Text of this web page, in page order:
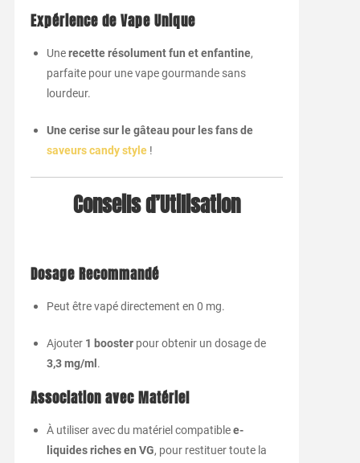
Expérience de Vape Unique
Unerecette résolument fun et enfantine,
parfaite pour une vape gourmande sans
lourdeur.
Une cerise sur le gâteau pour les fans de
saveurs candy style!
Conseils d’Utilisation
Dosage Recommandé
Peut être vapé directement en 0 mg.
Ajouter 1 boosterpour obtenir un dosage de
3,3 mg/ml .
Association avec Matériel
À utiliser avec du matériel compatiblee-
liquides riches en VG, pour restituer toute la